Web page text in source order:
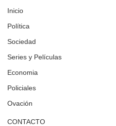
Inicio
Política
Sociedad
Series y Películas
Economia
Policiales
Ovación
CONTACTO